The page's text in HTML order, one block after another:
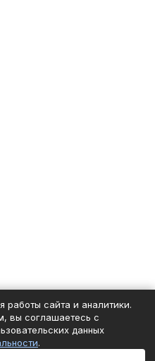
сайта и аналитики.
вы соглашаетесь с
данных
.